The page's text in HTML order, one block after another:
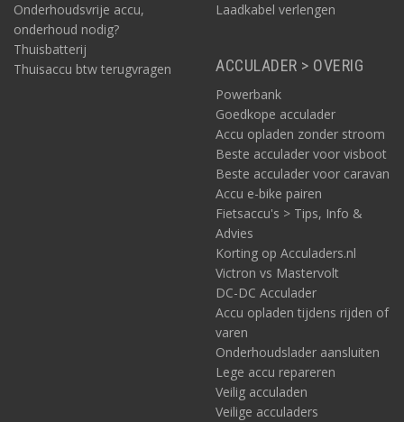
Onderhoudsvrije accu,
onderhoud nodig?
Thuisbatterij
Thuisaccu btw terugvragen
Laadkabel verlengen
ACCULADER > OVERIG
Powerbank
Goedkope acculader
Accu opladen zonder stroom
Beste acculader voor visboot
Beste acculader voor caravan
Accu e-bike pairen
Fietsaccu's > Tips, Info &
Advies
Korting op Acculaders.nl
Victron vs Mastervolt
DC-DC Acculader
Accu opladen tijdens rijden of
varen
Onderhoudslader aansluiten
Lege accu repareren
Veilig acculaden
Veilige acculaders